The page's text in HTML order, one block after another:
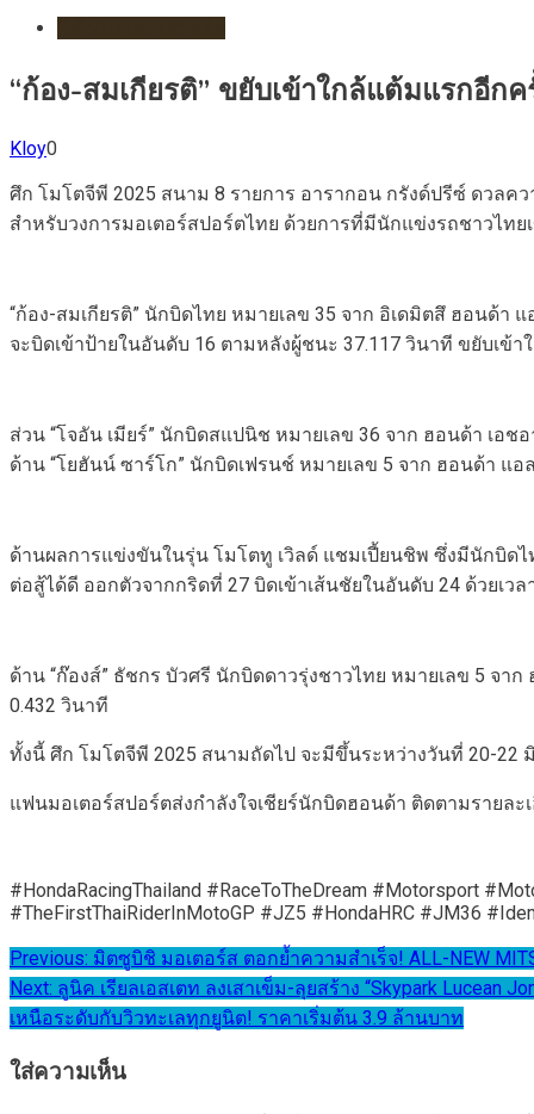
“ก้อง-สมเกียรติ” ขยับเข้าใกล้แต้มแรกอี
Kloy0
ศึก โมโตจีพี 2025 สนาม 8 รายการ อารากอน กรังด์ปรีซ์ ดวลค
สำหรับวงการมอเตอร์สปอร์ตไทย ด้วยการที่มีนักแข่งรถชาวไ
“ก้อง-สมเกียรติ” นักบิดไทย หมายเลข 35 จาก อิเดมิตสึ ฮอนด้
จะบิดเข้าป้ายในอันดับ 16 ตามหลังผู้ชนะ 37.117 วินาที ขยับ
ส่วน “โจอัน เมียร์” นักบิดสแปนิช หมายเลข 36 จาก ฮอนด้า เอ
ด้าน “โยฮันน์ ซาร์โก” นักบิดเฟรนช์ หมายเลข 5 จาก ฮอนด้า แ
ด้านผลการแข่งขันในรุ่น โมโตทู เวิลด์ แชมเปี้ยนชิพ ซึ่งมีนักบิด
ต่อสู้ได้ดี ออกตัวจากกริดที่ 27 บิดเข้าเส้นชัยในอันดับ 24 ด้วยเว
ด้าน “ก๊องส์” ธัชกร บัวศรี นักบิดดาวรุ่งชาวไทย หมายเลข 5 จ
0.432 วินาที
ทั้งนี้ ศึก โมโตจีพี 2025 สนามถัดไป จะมีขึ้นระหว่างวันที่ 20-22
แฟนมอเตอร์สปอร์ตส่งกำลังใจเชียร์นักบิดฮอนด้า ติดตามรายละ
#HondaRacingThailand #RaceToTheDream #Motorsport
#TheFirstThaiRiderInMotoGP #JZ5 #HondaHRC #JM36
แนะแนว
เรื่อง
Previous: มิตซูบิชิ มอเตอร์ส ตอกย้ำความสำเร็จ! ALL-NEW
Next: ลูนิค เรียลเอสเตท ลงเสาเข็ม-ลุยสร้าง “Skypark
เหนือระดับกับวิวทะเลทุกยูนิต! ราคาเริ่มต้น 3.9 ล้านบาท
ใส่ความเห็น